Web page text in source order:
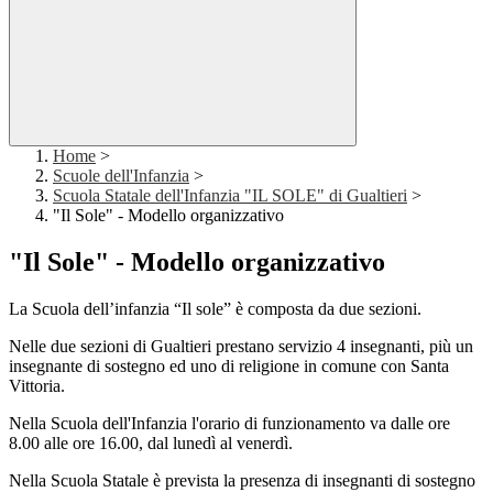
Home >
Scuole dell'Infanzia >
Scuola Statale dell'Infanzia "IL SOLE" di Gualtieri >
"Il Sole" - Modello organizzativo
"Il Sole" - Modello organizzativo
La Scuola dell’infanzia “Il sole” è composta da due sezioni.
Nelle due sezioni di Gualtieri prestano servizio 4 insegnanti, più un
insegnante di sostegno ed uno di religione in comune con Santa
Vittoria.
Nella Scuola dell'Infanzia l'orario di funzionamento va dalle ore
8.00 alle ore 16.00, dal lunedì al venerdì.
Nella Scuola Statale è prevista la presenza di insegnanti di sostegno